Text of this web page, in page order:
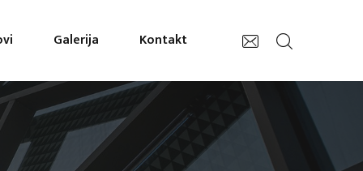
Galerija Kontakt